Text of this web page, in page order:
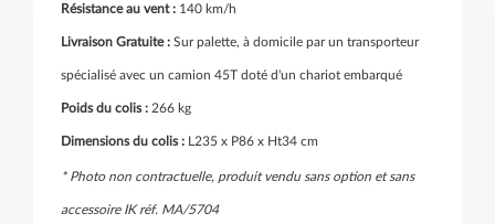
Résistance au vent : 140 km/h
Livraison Gratuite : Sur palette, à domicile par un transporteur
spécialisé avec un camion 45T doté d'un chariot embarqué
Poids du colis : 266 kg
Dimensions du colis : L235 x P86 x Ht34 cm
* Photo non contractuelle, produit vendu sans option et sans
accessoire IK réf. MA/5704